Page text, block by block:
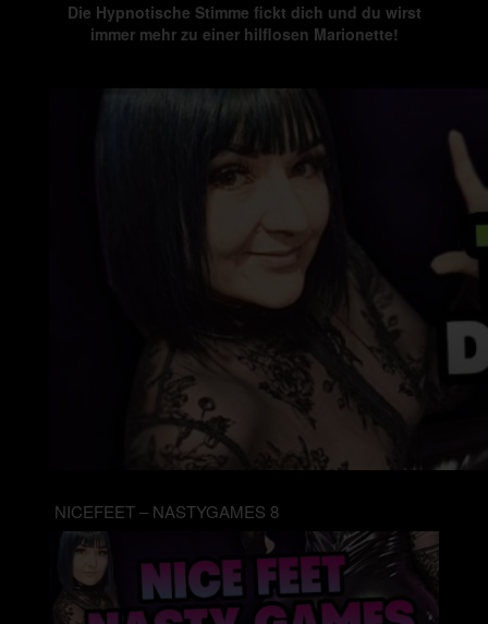
Die Hypnotische Stimme fickt dich und du wirst
immer mehr zu einer hilflosen Marionette!
NICEFEET – NASTYGAMES 8